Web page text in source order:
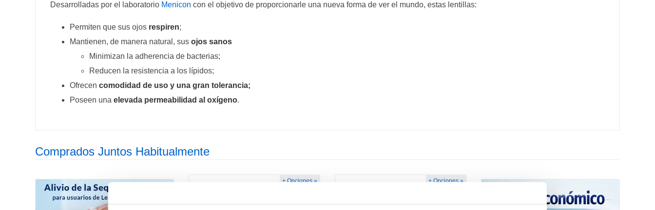
Desarrolladas por el laboratorio Menicon con el objetivo de proporcionarle una nueva forma de ver el mundo, estas lentillas:
Permiten que sus ojos respiren;
Mantienen, de manera natural, sus ojos sanos
Minimizan la adherencia de bacterias;
Reducen la resistencia a los lípidos;
Ofrecen comodidad de uso y una gran tolerancia;
Poseen una elevada permeabilidad al oxígeno.
Comprados Juntos Habitualmente
+ Opciones » + Opciones »